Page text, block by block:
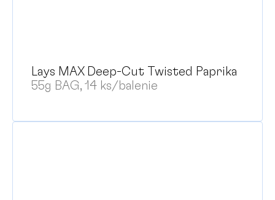
Lays MAX Deep-Cut Twisted Paprika
55g BAG, 14 ks/balenie